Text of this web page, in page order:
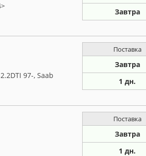
Завтра
97-, Saab
Поставка
Завтра
1 дн.
Поставка
Завтра
1 дн.